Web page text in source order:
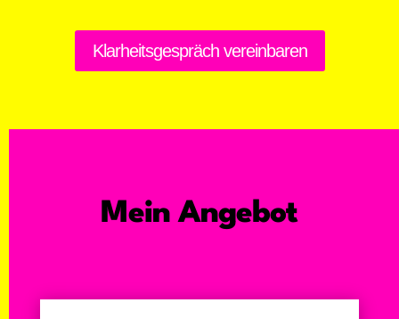
Klarheitsgespräch vereinbaren
Mein Angebot